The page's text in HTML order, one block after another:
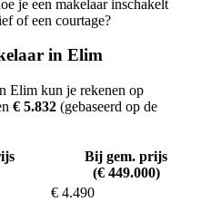
je een makelaar inschakelt
of een courtage?
in Elim
Elim kun je rekenen op
€ 5.832 (gebaseerd op de
Bij gem. prijs
(€ 449.000)
€ 4.490